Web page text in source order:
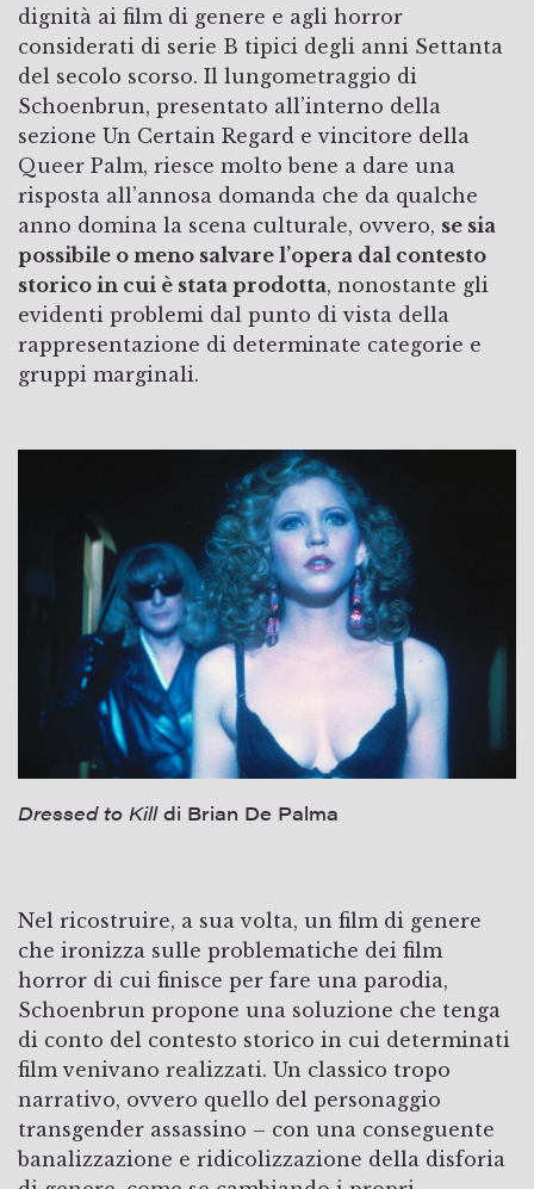
dignità ai film di genere e agli horror
considerati di serie B tipici degli anni Settanta
del secolo scorso. Il lungometraggio di
Schoenbrun, presentato all’interno della
sezione Un Certain Regard e vincitore della
Queer Palm, riesce molto bene a dare una
risposta all’annosa domanda che da qualche
anno domina la scena culturale, ovvero, se sia
possibile o meno salvare l’opera dal contesto
storico in cui è stata prodotta, nonostante gli
evidenti problemi dal punto di vista della
rappresentazione di determinate categorie e
gruppi marginali.
Dressed to Killdi Brian De Palma
Nel ricostruire, a sua volta, un film di genere
che ironizza sulle problematiche dei film
horror di cui finisce per fare una parodia,
Schoenbrun propone una soluzione che tenga
di conto del contesto storico in cui determinati
film venivano realizzati. Un classico tropo
narrativo, ovvero quello del personaggio
transgender assassino – con una conseguente
banalizzazione e ridicolizzazione della disforia